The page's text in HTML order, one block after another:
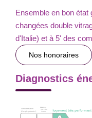
Ensemble en bon état
changées double
d'Italie) et à 5' des
Nos honoraires
Diagnostics